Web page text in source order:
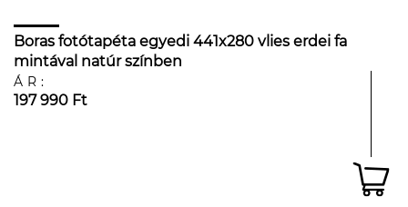
Boras fotótapéta egyedi 441x280 vlies erdei fa
mintával natúr színben
ÁR:
197 990 Ft